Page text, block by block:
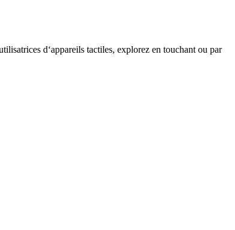
d‘appareils tactiles, explorez en touchant ou par